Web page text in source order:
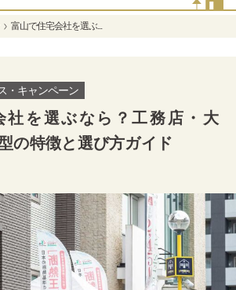
富山で住宅会社を選ぶ...
・キャンペーン
社を選ぶなら？工務店・大
の特徴と選び方ガイド